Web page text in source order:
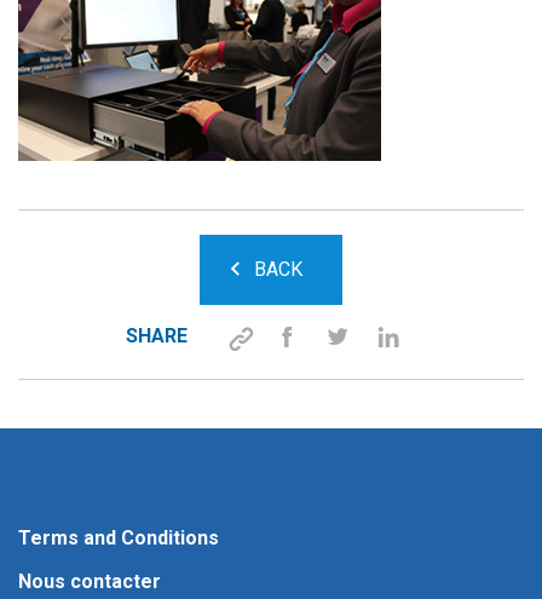
BACK
SHARE
Terms and Conditions
Nous contacter